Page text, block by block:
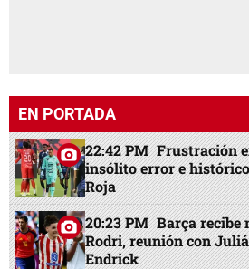
EN PORTADA
22:42 PM Frustración
insólito error e
Roja
20:23 PM Barça recibe
Rodri, reunión con
Endrick